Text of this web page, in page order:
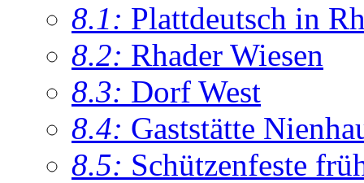
8.1: Plattdeutsch in
8.2: Rhader Wiesen
8.3: Dorf West
8.4: Gaststätte
8.5: Schützenfeste